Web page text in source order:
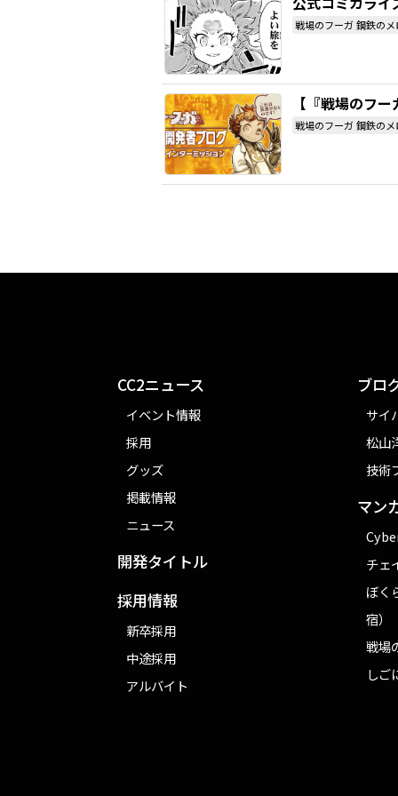
戦場のフーガ 鋼鉄のメ
【『戦場のフ
戦場のフーガ 鋼鉄のメ
CC2ニュース
イベント情報
採用
グッズ
掲載情報
ニュース
開発タイトル
採用情報
新卒採用
中途採用
アルバイト
ブロ
サイ
松山
技術
マン
チェ
ぼく
宿）
戦場
しご